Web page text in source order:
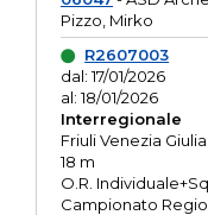
Pizzo, Mirko
R2607003
dal: 17/01/2026
al: 18/01/2026
Interregionale
Friuli Venezia
18 m
O.R.
Campionato